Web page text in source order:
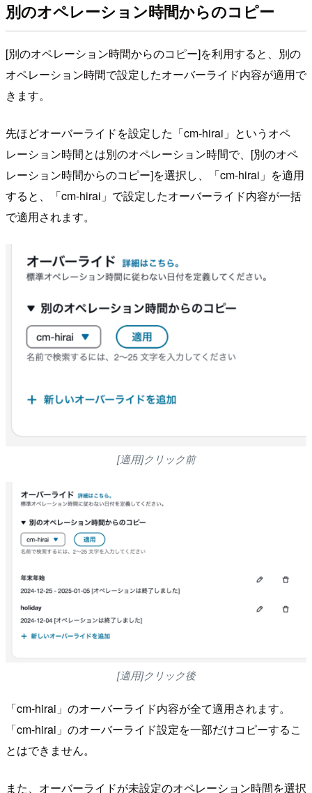
別のオペレーション時間からのコピー
[別のオペレーション時間からのコピー]を利用すると、別の
オペレーション時間で設定したオーバーライド内容が適用で
きます。
先ほどオーバーライドを設定した「cm-hirai」というオペ
レーション時間とは別のオペレーション時間で、[別のオペ
レーション時間からのコピー]を選択し、「cm-hirai」を適用
すると、「cm-hirai」で設定したオーバーライド内容が一括
で適用されます。
[適用]クリック前
[適用]クリック後
「cm-hirai」のオーバーライド内容が全て適用されます。
「cm-hirai」のオーバーライド設定を一部だけコピーするこ
とはできません。
また、オーバーライドが未設定のオペレーション時間を選択